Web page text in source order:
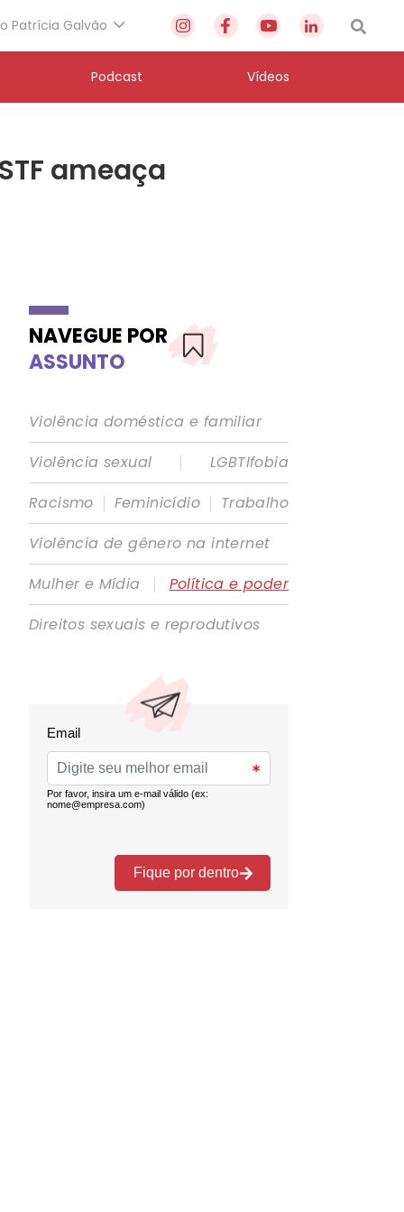
Patrícia Galvão
Podcast Vídeos
ameaça
NAVEGUE POR
ASSUNTO
Violência doméstica e familiar
Violência sexual
|
LGBTIfobia
Racismo | Feminicídio | Trabalho
Violência de gênero na internet
Mulher e Mídia
|
Política e poder
Direitos sexuais e reprodutivos